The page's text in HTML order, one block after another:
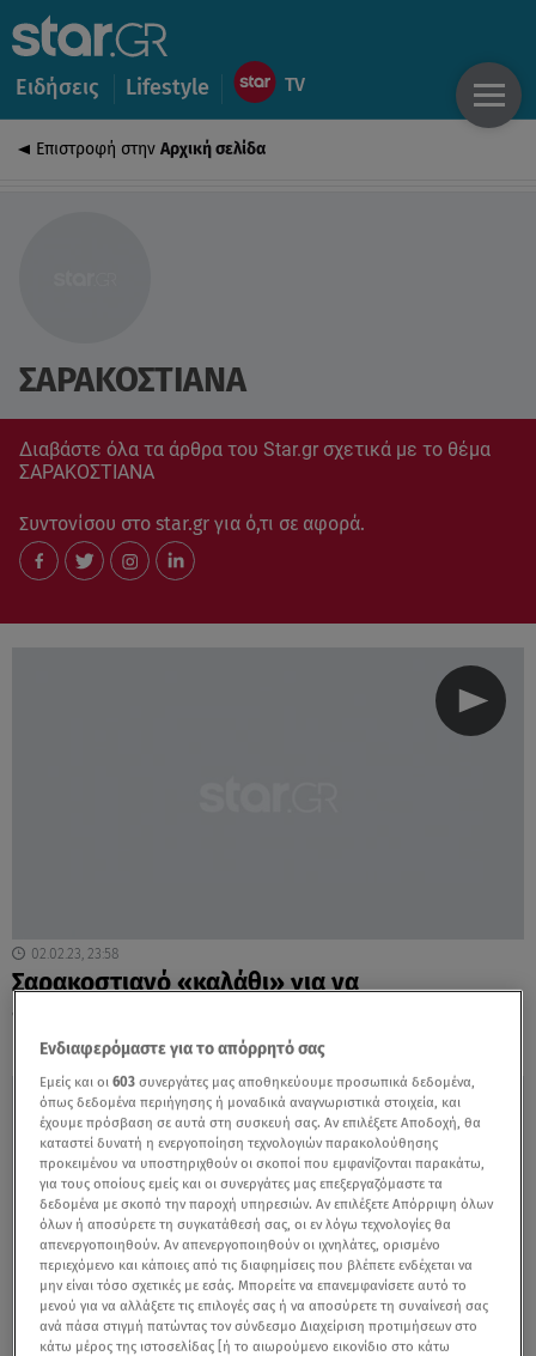
Ειδήσεις Lifestyle
Επιστροφή στην Αρχική σελίδα
ΣΑΡΑΚΟΣΤΙΑΝΑ
Διαβάστε όλα τα άρθρα του Star.gr σχετικά με το θέμα
ΣΑΡΑΚΟΣΤΙΑΝΑ
Συντονίσου στο star.gr για ό,τι σε αφορά.
02.02.23, 23:58
Σαρακοστιανό «καλάθι» για να
«φρενάρουν» οι αυξήσεις στα θαλασσινά
Ενδιαφερόμαστε για το απόρρητό σας
Εμείς και οι603 συνεργάτες μας αποθηκεύουμε προσωπικά δεδομένα,
όπως δεδομένα περιήγησης ή μοναδικά αναγνωριστικά στοιχεία, και
έχουμε πρόσβαση σε αυτά στη συσκευή σας. Αν επιλέξετε Αποδοχή, θα
καταστεί δυνατή η ενεργοποίηση τεχνολογιών παρακολούθησης
προκειμένου να υποστηριχθούν οι σκοποί που εμφανίζονται παρακάτω,
για τους οποίους εμείς και οι συνεργάτες μας επεξεργαζόμαστε τα
δεδομένα με σκοπό την παροχή υπηρεσιών. Αν επιλέξετε Απόρριψη όλων
όλων ή αποσύρετε τη συγκατάθεσή σας, οι εν λόγω τεχνολογίες θα
απενεργοποιηθούν. Αν απενεργοποιηθούν οι ιχνηλάτες, ορισμένο
περιεχόμενο και κάποιες από τις διαφημίσεις που βλέπετε ενδέχεται να
μην είναι τόσο σχετικές με εσάς. Μπορείτε να επανεμφανίσετε αυτό το
μενού για να αλλάξετε τις επιλογές σας ή να αποσύρετε τη συναίνεσή σας
ανά πάσα στιγμή πατώντας τον σύνδεσμο Διαχείριση προτιμήσεων στο
κάτω μέρος της ιστοσελίδας [ή το αιωρούμενο εικονίδιο στο κάτω